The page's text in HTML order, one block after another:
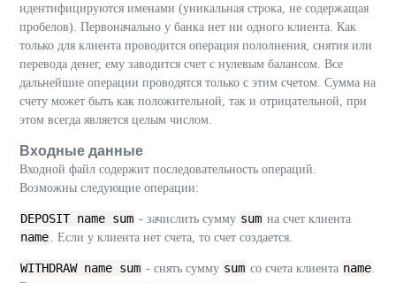
идентифицируются именами (уникальная строка, не содержащая
пробелов). Первоначально у банка нет ни одного клиента. Как
только для клиента проводится операция пололнения, снятия или
перевода денег, ему заводится счет с нулевым балансом. Все
дальнейшие операции проводятся только с этим счетом. Сумма на
счету может быть как положительной, так и отрицательной, при
этом всегда является целым числом.
Входные данные
Входной файл содержит последовательность операций.
Возможны следующие операции:
DEPOSIT name sum - зачислить сумму sum на счет клиента
name . Если у клиента нет счета, то счет создается.
WITHDRAW name sum - снять сумму sum со счета клиента name